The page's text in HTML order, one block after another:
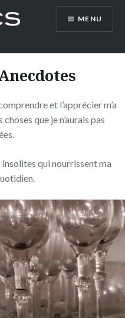
MENU
et l’apprécier m’a
que je n’aurais pas
qui nourrissent ma